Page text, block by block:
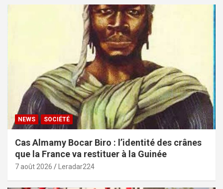
NEWS SOCIÉTÉ
Cas Almamy Bocar Biro : l’identité des crânes
que la France va restituer à la Guinée
7 août 2026 Leradar224